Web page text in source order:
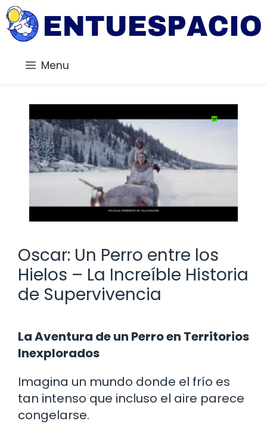
Saltar
al
contenido
Menu
Oscar: Un Perro entre los
Hielos – La Increíble Historia
de Supervivencia
La Aventura de un Perro en Territorios
Inexplorados
Imagina un mundo donde el frío es
tan intenso que incluso el aire parece
congelarse.